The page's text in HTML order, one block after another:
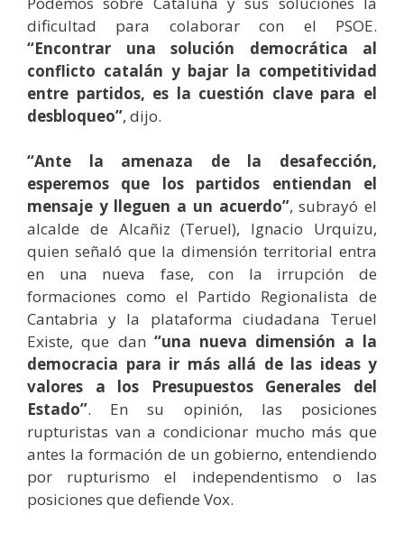
dificultad para colaborar con el PSOE.
“Encontrar una solución democrática al
conflicto catalán y bajar la competitividad
entre partidos, es la cuestión clave para el
desbloqueo”, dijo.
“Ante la amenaza de la desafección,
esperemos que los partidos entiendan el
mensaje y lleguen a un acuerdo”, subrayó el
alcalde de Alcañiz (Teruel), Ignacio Urquizu,
quien señaló que la dimensión territorial entra
en una nueva fase, con la irrupción de
formaciones como el Partido Regionalista de
Cantabria y la plataforma ciudadana Teruel
Existe, que dan “una nueva dimensión a la
democracia para ir más allá de las ideas y
valores a los Presupuestos Generales del
Estado”. En su opinión, las posiciones
rupturistas van a condicionar mucho más que
antes la formación de un gobierno, entendiendo
por rupturismo el independentismo o las
posiciones que defiende Vox.